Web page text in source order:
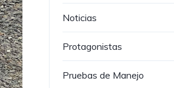
Noticias
Protagonistas
Pruebas de Manejo